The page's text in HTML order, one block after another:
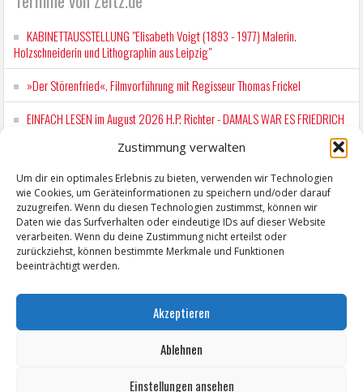
Zustimmung verwalten
Um dir ein optimales Erlebnis zu bieten, verwenden wir Technologien
wie Cookies, um Geräteinformationen zu speichern und/oder darauf
zuzugreifen. Wenn du diesen Technologien zustimmst, können wir
Daten wie das Surfverhalten oder eindeutige IDs auf dieser Website
verarbeiten. Wenn du deine Zustimmung nicht erteilst oder
zurückziehst, können bestimmte Merkmale und Funktionen
beeinträchtigt werden.
Akzeptieren
Ablehnen
Einstellungen ansehen
KABINETTAUSSTELLUNG "Elisabeth Voigt (1893 - 1977) Malerin.
Holzschneiderin und Lithographin aus Leipzig"
»Der Störenfried«. Filmvorführung mit Regisseur Thomas Frickel
EINFACH LESEN im August 2026 H.P. Richter - DAMALS WAR ES FRIEDRICH
Mit der Drahtseilbahn zur ZENTRALSTATION